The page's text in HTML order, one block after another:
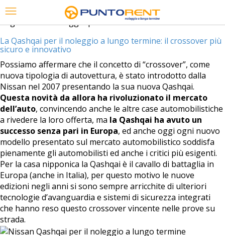
Tag Archives:noleggio partite iva
La Qashqai per il noleggio a lungo termine: il crossover più
sicuro e innovativo
Possiamo affermare che il concetto di “crossover”, come
nuova tipologia di autovettura, è stato introdotto dalla
Nissan nel 2007 presentando la sua nuova Qashqai.
Questa novità da allora ha rivoluzionato il mercato
dell’auto, convincendo anche le altre case automobilistiche
a rivedere la loro offerta, ma la Qashqai ha avuto un
successo senza pari in Europa, ed anche oggi ogni nuovo
modello presentato sul mercato automobilistico soddisfa
pienamente gli automobilisti ed anche i critici più esigenti.
Per la casa nipponica la Qashqai è il cavallo di battaglia in
Europa (anche in Italia), per questo motivo le nuove
edizioni negli anni si sono sempre arricchite di ulteriori
tecnologie d’avanguardia e sistemi di sicurezza integrati
che hanno reso questo crossover vincente nelle prove su
strada.